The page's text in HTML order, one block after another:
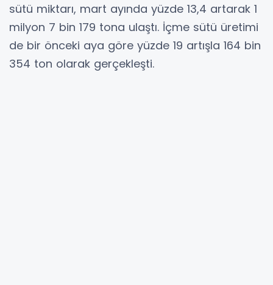
sütü miktarı, mart ayında yüzde 13,4 artarak 1
milyon 7 bin 179 tona ulaştı. İçme sütü üretimi
de bir önceki aya göre yüzde 19 artışla 164 bin
354 ton olarak gerçekleşti.